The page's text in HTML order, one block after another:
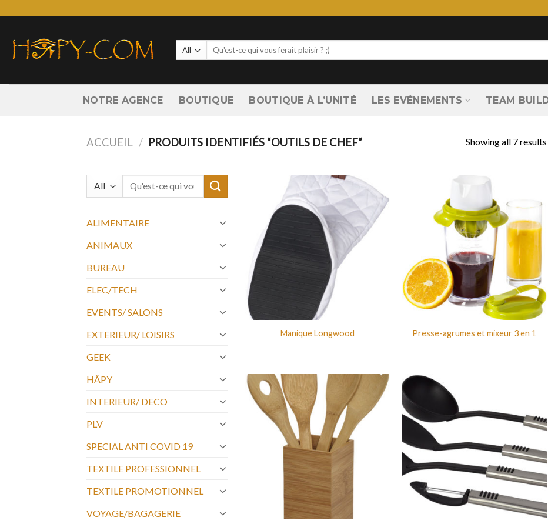
Recherche
pour :
NOTRE AGENCE BOUTIQUE BOUTIQUE À L’UNITÉ LES EVÉNEMENTS TEAM
ACCUEIL / PRODUITS IDENTIFIÉS “OUTILS DE CHEF” Showing all 7 results
Recherche
pour :
ALIMENTAIRE
ANIMAUX
BUREAU
ELEC/TECH
EVENTS/ SALONS
EXTERIEUR/ LOISIRS
GEEK
HÂPY
INTERIEUR/ DECO
PLV
SPECIAL ANTI COVID 19
TEXTILE PROFESSIONNEL
TEXTILE PROMOTIONNEL
VOYAGE/BAGAGERIE
Manique Longwood Presse-agrumes et mixeur 3 en 1